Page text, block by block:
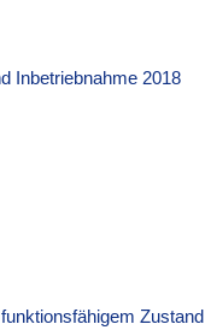
Inbetriebnahme 2018
Zustand